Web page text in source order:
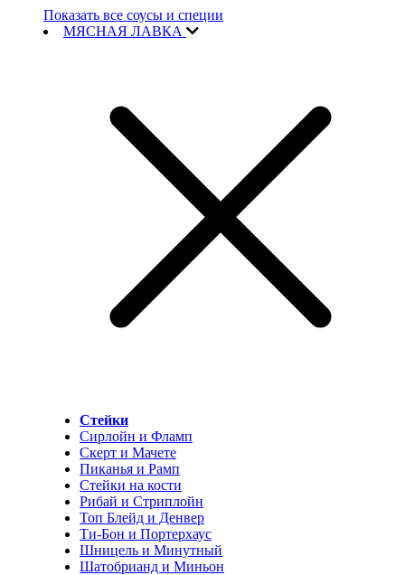
Показать все соусы и специи
МЯСНАЯ ЛАВКА
Стейки
Сирлойн и Фламп
Скерт и Мачете
Пиканья и Рамп
Стейки на кости
Рибай и Стриплойн
Топ Блейд и Денвер
Ти-Бон и Портерхаус
Шницель и Минутный
Шатобрианд и Миньон